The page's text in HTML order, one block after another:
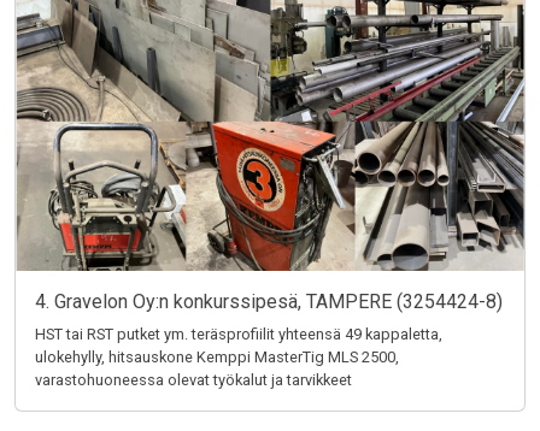
4. Gravelon Oy:n konkurssipesä, TAMPERE (3254424-8)
HST tai RST putket ym. teräsprofiilit yhteensä 49 kappaletta,
ulokehylly, hitsauskone Kemppi MasterTig MLS 2500,
varastohuoneessa olevat työkalut ja tarvikkeet